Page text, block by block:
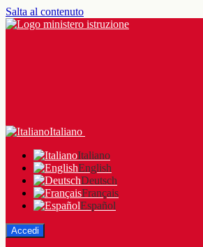
Salta al contenuto
Italiano
Italiano
English
Deutsch
Français
Español
Accedi